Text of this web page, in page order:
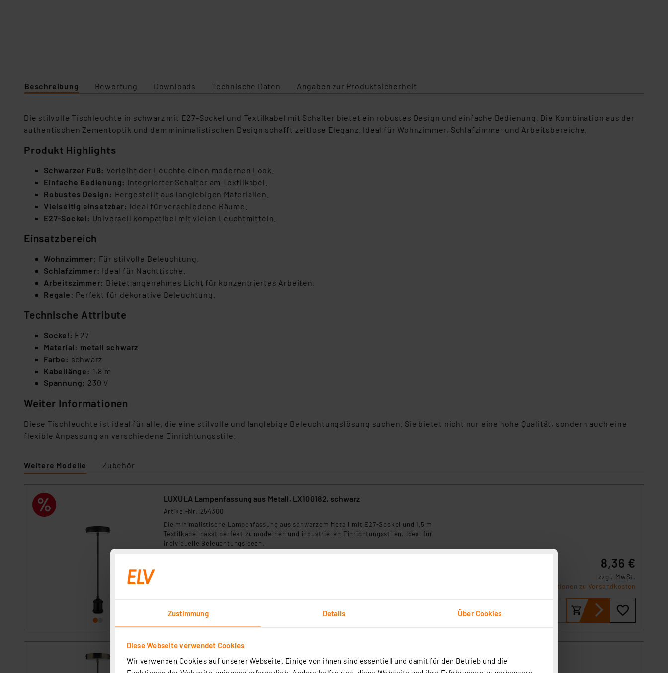
Zustimmung Details Über Cookies
Diese Webseite verwendet Cookies
Wir verwenden Cookies auf unserer Webseite. Einige von ihnen sind essentiell und damit für den Betrieb und die
Beschreibung Bewertung Downloads Technische Daten Angaben zur Produktsicherheit
Die stilvolle Tischleuchte in schwarz mit E27-Sockel und Textilkabel mit Schalter bietet ein robustes Design und einfache Bedienung. Die Kombination aus der
authentischen Zementoptik und dem minimalistischen Design schafft zeitlose Eleganz. Ideal für Wohnzimmer, Schlafzimmer und Arbeitsbereiche.
Produkt Highlights
Schwarzer Fuß: Verleiht der Leuchte einen modernen Look.
Einfache Bedienung: Integrierter Schalter am Textilkabel.
Robustes Design: Hergestellt aus langlebigen Materialien.
Vielseitig einsetzbar: Ideal für verschiedene Räume.
E27-Sockel: Universell kompatibel mit vielen Leuchtmitteln.
Einsatzbereich
Wohnzimmer: Für stilvolle Beleuchtung.
Schlafzimmer: Ideal für Nachttische.
Arbeitszimmer: Bietet angenehmes Licht für konzentriertes Arbeiten.
Regale: Perfekt für dekorative Beleuchtung.
Technische Attribute
Sockel: E27
Material: metall schwarz
Farbe: schwarz
Kabellänge: 1,8 m
Spannung: 230 V
Weiter Informationen
Diese Tischleuchte ist ideal für alle, die eine stilvolle und langlebige Beleuchtungslösung suchen. Sie bietet nicht nur eine hohe Qualität, sondern auch eine
flexible Anpassung an verschiedene Einrichtungsstile.
Weitere Modelle Zubehör
LUXULA Lampenfassung aus Metall, LX100182, schwarz
Artikel-Nr. 254300
Die minimalistische Lampenfassung aus schwarzem Metall mit E27-Sockel und 1,5 m
Textilkabel passt perfekt zu modernen und industriellen Einrichtungsstilen. Ideal für
individuelle Beleuchtungsideen.
8,36 €
zzgl. MwSt.
Informationen zu Versandkosten